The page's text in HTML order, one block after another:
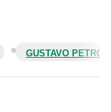
GUSTAVO PETRO